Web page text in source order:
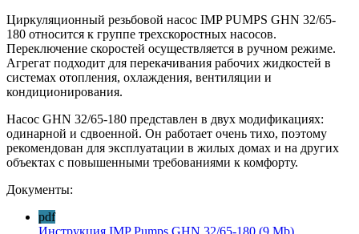
Циркуляционный резьбовой насос IMP PUMPS GHN 32/65-
180 относится к группе трехскоростных насосов.
Переключение скоростей осуществляется в ручном режиме.
Агрегат подходит для перекачивания рабочих жидкостей в
системах отопления, охлаждения, вентиляции и
кондиционирования.
Насос GHN 32/65-180 представлен в двух модификациях:
одинарной и сдвоенной. Он работает очень тихо, поэтому
рекомендован для эксплуатации в жилых домах и на других
объектах с повышенными требованиями к комфорту.
Документы:
pdf
Инструкция IMP Pumps GHN 32/65-180 (9 Mb)